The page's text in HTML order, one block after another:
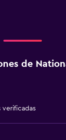
de
verificadas